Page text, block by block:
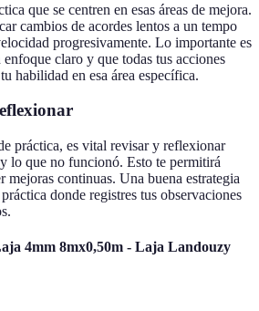
que se centren en esas áreas de mejora.
cambios de acordes lentos a un tempo
progresivamente. Lo importante es
enfoque claro y que todas tus acciones
habilidad en esa área específica.
práctica, es vital revisar y reflexionar
lo que no funcionó. Esto te permitirá
mejoras continuas. Una buena estrategia
donde registres tus observaciones
4mm 8mx0,50m - Laja Landouzy